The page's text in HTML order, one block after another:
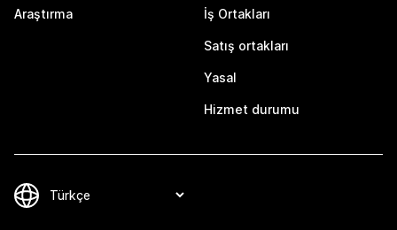
Araştırma İş Ortakları
Satış ortakları
Yasal
Hizmet durumu